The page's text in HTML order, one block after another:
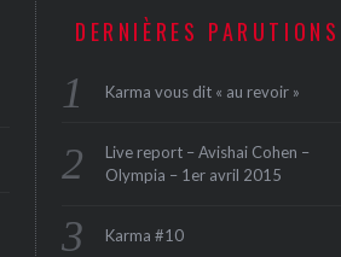
DERNIÈRES PARUTIONS
Karma vous dit « au revoir »
Live report – Avishai Cohen –
Olympia – 1er avril 2015
Karma #10